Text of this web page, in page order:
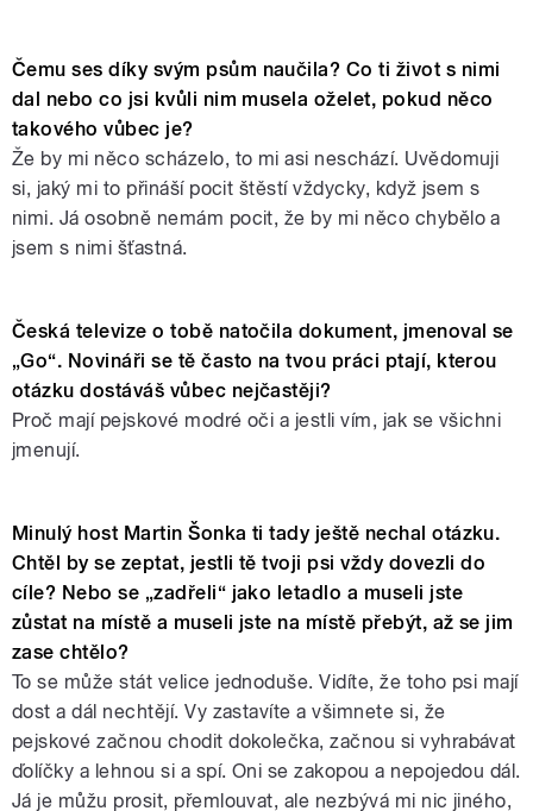
Čemu ses díky svým psům naučila? Co ti život s nimi
dal nebo co jsi kvůli nim musela oželet, pokud něco
takového vůbec je?
Že by mi něco scházelo, to mi asi neschází. Uvědomuji
si, jaký mi to přináší pocit štěstí vždycky, když jsem s
nimi. Já osobně nemám pocit, že by mi něco chybělo a
jsem s nimi šťastná.
Česká televize o tobě natočila dokument, jmenoval se
„Go“. Novináři se tě často na tvou práci ptají, kterou
otázku dostáváš vůbec nejčastěji?
Proč mají pejskové modré oči a jestli vím, jak se všichni
jmenují.
Minulý host Martin Šonka ti tady ještě nechal otázku.
Chtěl by se zeptat, jestli tě tvoji psi vždy dovezli do
cíle? Nebo se „zadřeli“ jako letadlo a museli jste
zůstat na místě a museli jste na místě přebýt, až se jim
zase chtělo?
To se může stát velice jednoduše. Vidíte, že toho psi mají
dost a dál nechtějí. Vy zastavíte a všimnete si, že
pejskové začnou chodit dokolečka, začnou si vyhrabávat
ďolíčky a lehnou si a spí. Oni se zakopou a nepojedou dál.
Já je můžu prosit, přemlouvat, ale nezbývá mi nic jiného,